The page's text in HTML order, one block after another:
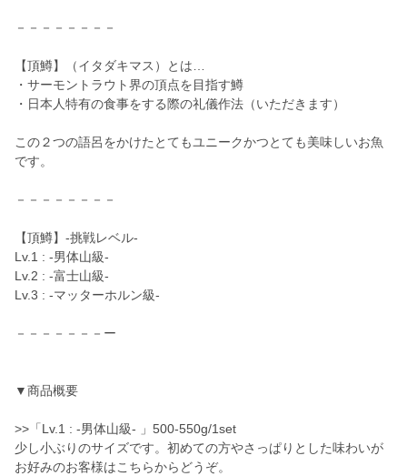
－－－－－－－－
【頂鱒】（イタダキマス）とは…
・サーモントラウト界の頂点を目指す鱒
・日本人特有の食事をする際の礼儀作法（いただきます）
この２つの語呂をかけたとてもユニークかつとても美味しいお魚
です。
－－－－－－－－
【頂鱒】-挑戦レベル-
Lv.1 : -男体山級-
Lv.2 : -富士山級-
Lv.3 : -マッターホルン級-
－－－－－－－ー
▼商品概要
>>「Lv.1 : -男体山級- 」500-550g/1set
少し小ぶりのサイズです。初めての方やさっぱりとした味わいが
お好みのお客様はこちらからどうぞ。